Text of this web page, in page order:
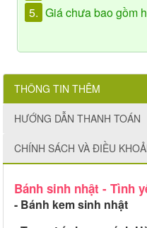
5. Giá chưa bao gồm
THÔNG TIN THÊM
HƯỚNG DẪN THANH TOÁN
CHÍNH SÁCH VÀ ĐIỀU
Bánh sinh nhật - Tình
- Bánh kem sinh nhật